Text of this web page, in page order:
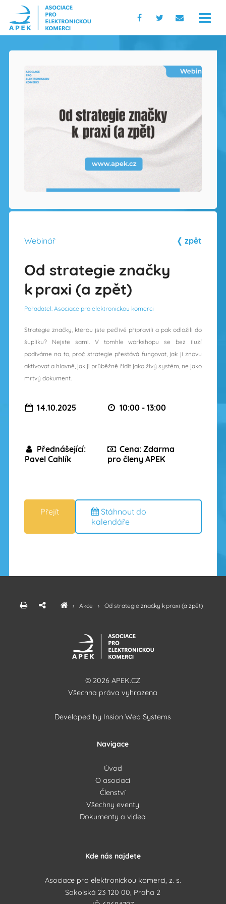
Webinář ❬ zpět
Od strategie značky
k praxi (a zpět)
Pořadatel: Asociace pro elektronickou komerci
Strategie značky, kterou jste pečlivě připravili a pak odložili do
šuplíku? Nejste sami. V tomhle workshopu se bez iluzí
podíváme na to, proč strategie přestává fungovat, jak ji znovu
aktivovat a hlavně, jak ji průběžně řídit jako živý systém, ne jako
mrtvý dokument.
14.10.2025 10:00 - 13:00
Přednášející:
Pavel Cahlík
Cena: Zdarma
pro členy APEK
Stáhnout do
kalendáře
› Akce › Od strategie značky k praxi (a zpět)
© 2026 APEK.CZ
Všechna práva vyhrazena
Developed by Insion Web Systems
Navigace
Úvod
O asociaci
Členství
Všechny eventy
Dokumenty a videa
Kde nás najdete
Asociace pro elektronickou komerci, z. s.
Sokolská 23 120 00, Praha 2